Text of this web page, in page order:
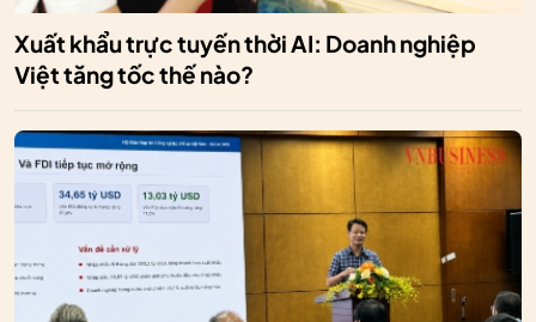
Xuất khẩu trực tuyến thời AI: Doanh nghiệp
Việt tăng tốc thế nào?